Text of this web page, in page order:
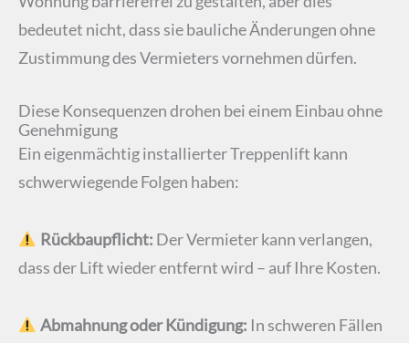
bedeutet nicht, dass sie bauliche Änderungen ohne
Zustimmung des Vermieters vornehmen dürfen.
Diese Konsequenzen drohen bei einem Einbau ohne
Genehmigung
Ein eigenmächtig installierter Treppenlift kann
schwerwiegende Folgen haben:
Rückbaupflicht: Der Vermieter kann verlangen,
dass der Lift wieder entfernt wird – auf Ihre Kosten.
Abmahnung oder Kündigung: In schweren Fällen